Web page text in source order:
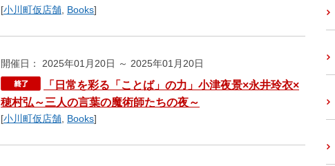
[小川町仮店舗 Books]
開催日： 2025年01月20日 ～ 2025年01月20日
「日常を彩る「ことば」の力」小津夜景×永井玲衣×
穂村弘～三人の言葉の魔術師たちの夜～
[小川町仮店舗 Books]